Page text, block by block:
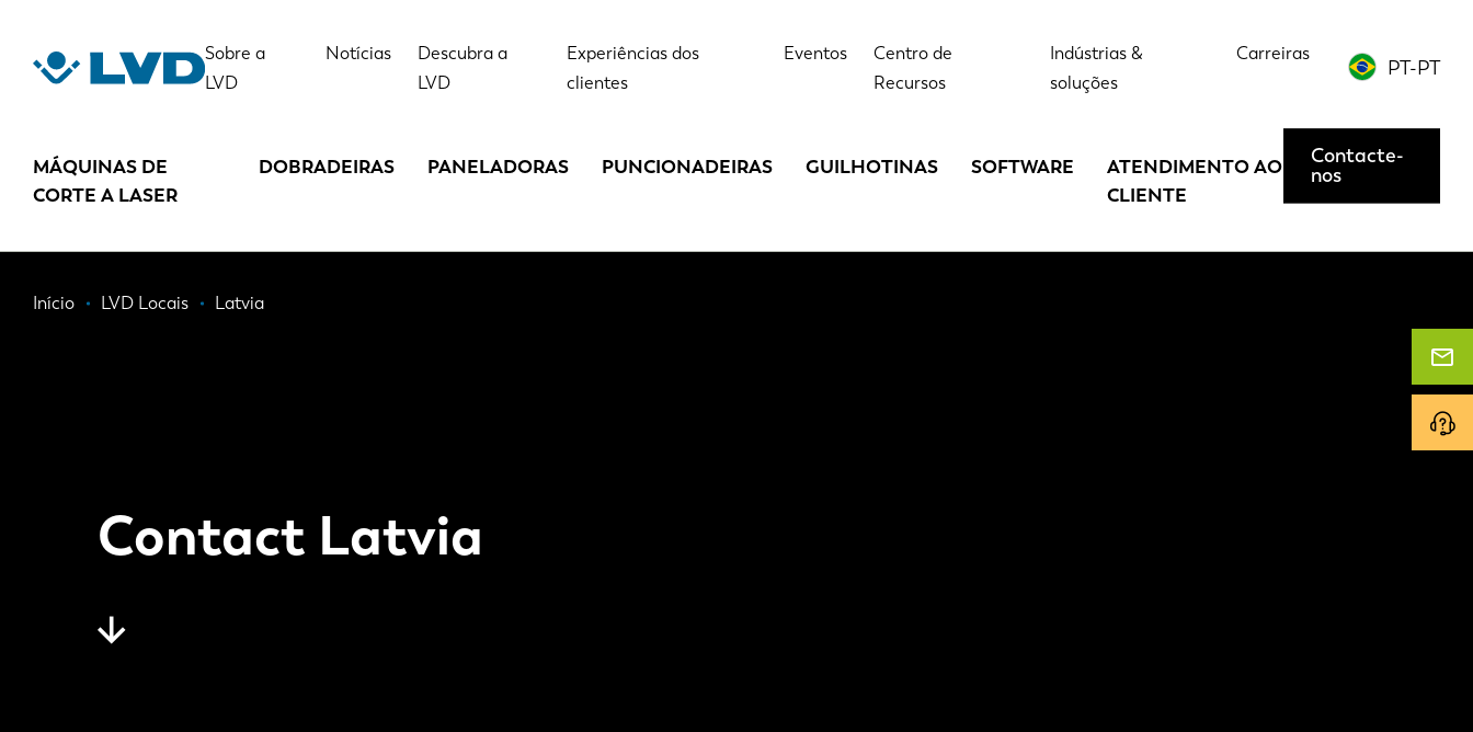
Sobre a
LVD
Notícias
Descubra a
LVD
Experiências dos
clientes
Eventos
Centro de
Recursos
Indústrias &
soluções
Carreiras
PT-PT
MÁQUINAS DE
CORTE A LASER
DOBRADEIRAS PANELADORAS PUNCIONADEIRAS GUILHOTINAS SOFTWARE
ATENDIMENTO AO
CLIENTE
Contacte-
nos
Navegação
Início LVD Locais Latvia
Contact Latvia